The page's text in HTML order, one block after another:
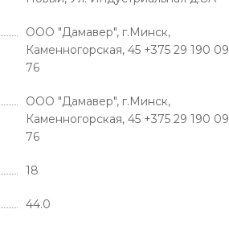
ООО "Дамавер", г.Минск,
Каменногорская, 45 +375 29 190 09
76
ООО "Дамавер", г.Минск,
Каменногорская, 45 +375 29 190 09
76
18
44.0